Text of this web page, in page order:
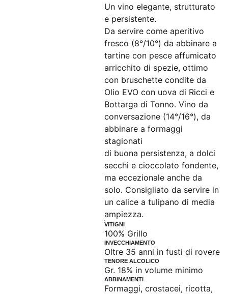
Un vino elegante, strutturato
e persistente.
Da servire come aperitivo
fresco (8°/10°) da abbinare a
tartine con pesce affumicato
arricchito di spezie, ottimo
con bruschette condite da
Olio EVO con uova di Ricci e
Bottarga di Tonno. Vino da
conversazione (14°/16°), da
abbinare a formaggi
stagionati
di buona persistenza, a dolci
secchi e cioccolato fondente,
ma eccezionale anche da
solo. Consigliato da servire in
un calice a tulipano di media
ampiezza.
VITIGNI
100% Grillo
INVECCHIAMENTO
Oltre 35 anni in fusti di rovere
TENORE ALCOLICO
Gr. 18% in volume minimo
ABBINAMENTI
Formaggi, crostacei, ricotta,